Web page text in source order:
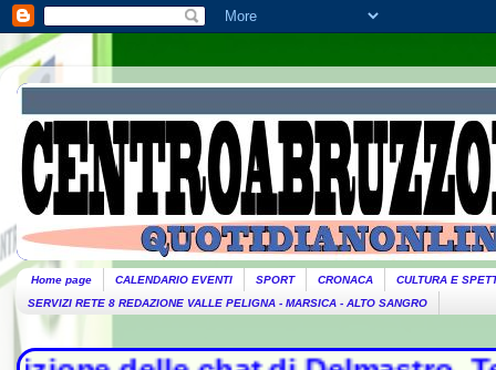
Home page CALENDARIO EVENTI SPORT CRONACA
CULTURA E
SERVIZI RETE 8 REDAZIONE VALLE PELIGNA - MARSICA - ALTO SANGRO